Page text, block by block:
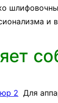
и
Для